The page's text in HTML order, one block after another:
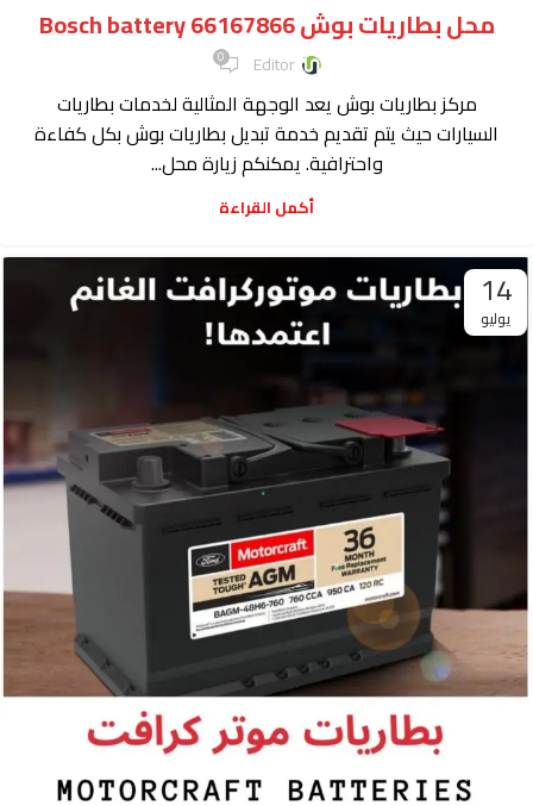
محل بطاريات بوش Bosch battery 66167866
Editor
0
مركز بطاريات بوش يعد الوجهة المثالية لخدمات بطاريات
السيارات حيث يتم تقديم خدمة تبديل بطاريات بوش بكل كفاءة
واحترافية. يمكنكم زيارة محل...
أكمل القراءة
14
يوليو